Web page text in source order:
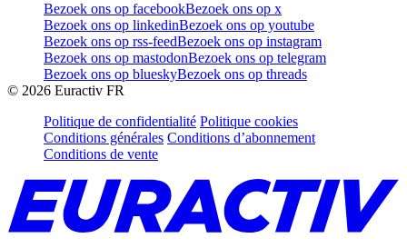
Bezoek ons op facebookBezoek ons op x
Bezoek ons op linkedinBezoek ons op youtube
Bezoek ons op rss-feedBezoek ons op instagram
Bezoek ons op mastodonBezoek ons op telegram
Bezoek ons op blueskyBezoek ons op threads
© 2026 Euractiv FR
Politique de confidentialité Politique cookies
Conditions générales Conditions d’abonnement
Conditions de vente